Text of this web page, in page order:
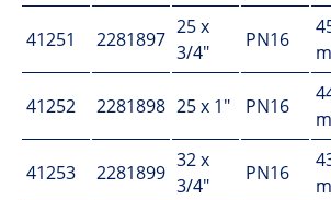
41251 2281897
25 x
3/4"
PN16
41252 2281898 25 x 1" PN16
41253 2281899
32 x
3/4"
PN16